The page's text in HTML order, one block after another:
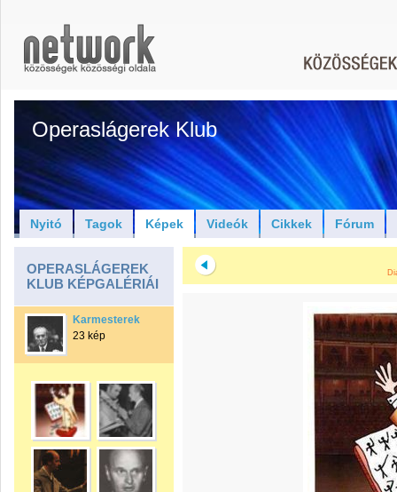
Operaslágerek Klub
Nyitó Tagok Képek Videók Cikkek Fórum
OPERASLÁGEREK
KLUB KÉPGALÉRIÁI
Karmesterek
23 kép